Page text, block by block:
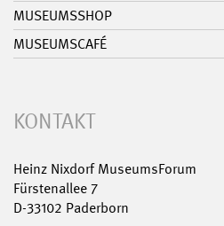
MUSEUMSSHOP
MUSEUMSCAFÉ
KONTAKT
Heinz Nixdorf MuseumsForum
Fürstenallee 7
D-33102 Paderborn